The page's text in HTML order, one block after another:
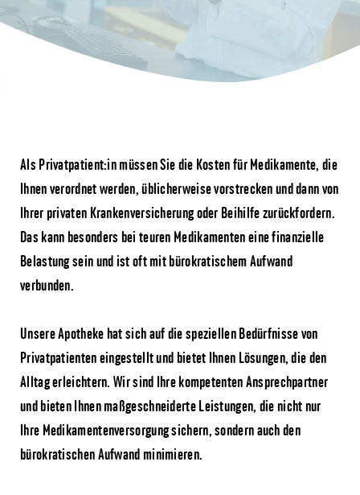
Als Privatpatient:in müssen Sie die Kosten für Medikamente, die
Ihnen verordnet werden, üblicherweise vorstrecken und dann von
Ihrer privaten Krankenversicherung oder Beihilfe zurückfordern.
Das kann besonders bei teuren Medikamenten eine finanzielle
Belastung sein und ist oft mit bürokratischem Aufwand
verbunden.
Unsere Apotheke hat sich auf die speziellen Bedürfnisse von
Privatpatienten eingestellt und bietet Ihnen Lösungen, die den
Alltag erleichtern. Wir sind Ihre kompetenten Ansprechpartner
und bieten Ihnen maßgeschneiderte Leistungen, die nicht nur
Ihre Medikamentenversorgung sichern, sondern auch den
bürokratischen Aufwand minimieren.